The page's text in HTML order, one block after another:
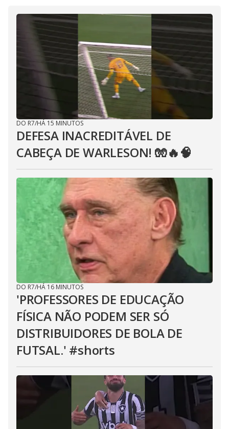
DO R7/HÁ 15 MINUTOS
DEFESA INACREDITÁVEL DE
CABEÇA DE WARLESON! 🧤🔥🧠
DO R7/HÁ 16 MINUTOS
'PROFESSORES DE EDUCAÇÃO
FÍSICA NÃO PODEM SER SÓ
DISTRIBUIDORES DE BOLA DE
FUTSAL.' #shorts